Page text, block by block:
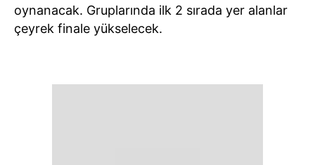
oynanacak. Gruplarında ilk 2 sırada yer alanlar
çeyrek finale yükselecek.